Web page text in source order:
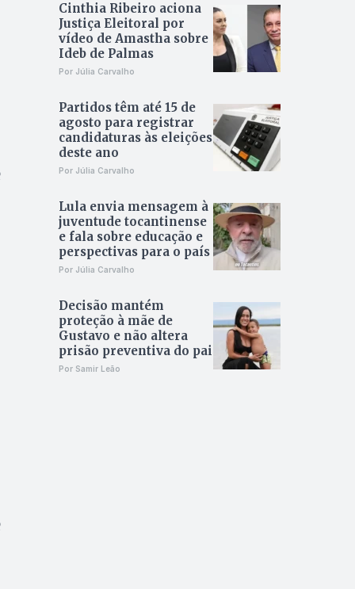
Cinthia Ribeiro aciona
Justiça Eleitoral por
vídeo de Amastha sobre
Ideb de Palmas
Por Júlia Carvalho
Partidos têm até 15 de
agosto para registrar
candidaturas às eleições
deste ano
Por Júlia Carvalho
Lula envia mensagem à
juventude tocantinense
e fala sobre educação e
perspectivas para o país
Por Júlia Carvalho
Decisão mantém
proteção à mãe de
Gustavo e não altera
prisão preventiva do pai
Por Samir Leão